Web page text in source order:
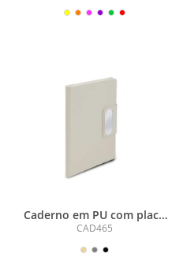
Caderno em PU com placa
em metal
CAD465